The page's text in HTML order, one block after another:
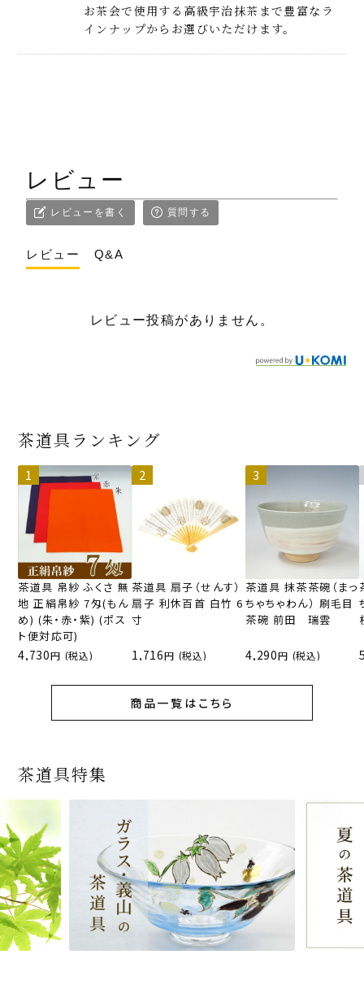
お茶会で使用する高級宇治抹茶まで豊富なラ
インナップからお選びいただけます。
レビュー
レビューを書く 質問する
レビュー Q&A
レビュー投稿がありません。
茶道具ランキング
茶道具 帛紗 ふくさ 無
地 正絹帛紗 7匁(もん
め) (朱・赤・紫) (ポス
ト便対応可)
4,730 (税込)
茶道具 扇子（せんす）
扇子 利休百首 白竹 6
寸
1,716 (税込)
茶道具 抹茶茶碗（まっ
ちゃちゃわん） 刷毛目
茶碗 前田 瑞雲
4,290 (税込)
商品一覧はこちら
茶道具特集